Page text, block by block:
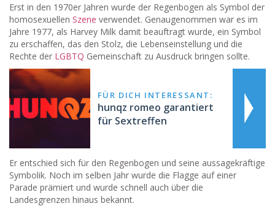
Erst in den 1970er Jahren wurde der Regenbogen als Symbol der
homosexuellen Szene verwendet. Genaugenommen war es im
Jahre 1977, als Harvey Milk damit beauftragt wurde, ein Symbol
zu erschaffen, das den Stolz, die Lebenseinstellung und die
Rechte der LGBTQ Gemeinschaft zu Ausdruck bringen sollte.
FÜR DICH INTERESSANT:
hunqz romeo garantiert
für Sextreffen
Er entschied sich für den Regenbogen und seine aussagekräftige
Symbolik. Noch im selben Jahr wurde die Flagge auf einer
Parade prämiert und wurde schnell auch über die
Landesgrenzen hinaus bekannt.